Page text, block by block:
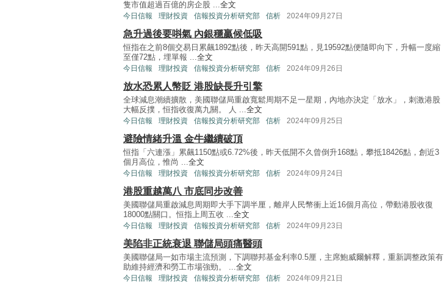
隻市值超過百億的房企股 ...全文
今日信報 理財投資 信報投資分析研究部 信析 2024年09月27日
急升過後要唞氣 內銀穩贏候低吸
恒指在之前8個交易日累飆1892點後，昨天高開591點，見19592點便隨即向下，升幅一度縮
至僅72點，埋單報 ...全文
今日信報 理財投資 信報投資分析研究部 信析 2024年09月26日
放水恐累人幣貶 港股缺長升引擎
全球減息潮續擴散，美國聯儲局重啟寬鬆周期不足一星期，內地亦決定「放水」，刺激港股
大幅反撲，恒指收復萬九關。 人 ...全文
今日信報 理財投資 信報投資分析研究部 信析 2024年09月25日
避險情緒升溫 金牛繼續破頂
恒指「六連漲」累飆1150點或6.72%後，昨天低開不久曾倒升168點，攀抵18426點，創近3
個月高位，惟尚 ...全文
今日信報 理財投資 信報投資分析研究部 信析 2024年09月24日
港股重越萬八 市底同步改善
美國聯儲局重啟減息周期即大手下調半厘，離岸人民幣衝上近16個月高位，帶動港股收復
18000點關口。恒指上周五收 ...全文
今日信報 理財投資 信報投資分析研究部 信析 2024年09月23日
美陷非正統衰退 聯儲局頭痛醫頭
美國聯儲局一如市場主流預測，下調聯邦基金利率0.5厘，主席鮑威爾解釋，重新調整政策有
助維持經濟和勞工市場強勁。 ...全文
今日信報 理財投資 信報投資分析研究部 信析 2024年09月21日